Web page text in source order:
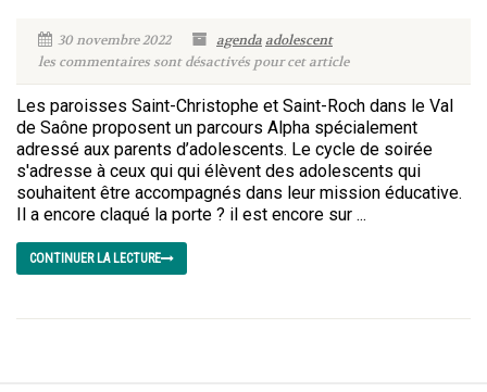
30 novembre 2022 agenda adolescent
les commentaires sont désactivés pour cet article
Les paroisses Saint-Christophe et Saint-Roch dans le Val
de Saône proposent un parcours Alpha spécialement
adressé aux parents d’adolescents. Le cycle de soirée
s'adresse à ceux qui qui élèvent des adolescents qui
souhaitent être accompagnés dans leur mission éducative.
Il a encore claqué la porte ? il est encore sur ...
CONTINUER LA LECTURE